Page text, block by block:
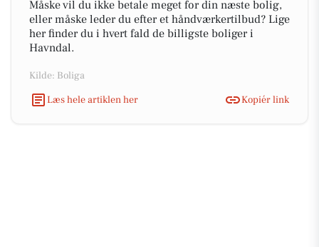
Måske vil du ikke betale meget for din næste bolig,
eller måske leder du efter et håndværkertilbud? Lige
her finder du i hvert fald de billigste boliger i
Havndal.
Kilde: Boliga
Læs hele artiklen her
Kopiér link